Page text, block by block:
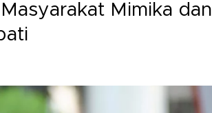
Mimika dan